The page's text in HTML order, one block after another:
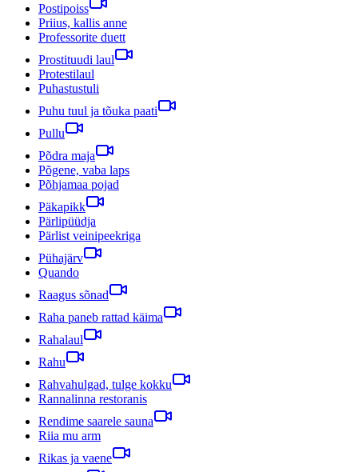
Postipoiss
Priius, kallis anne
Professorite duett
Prostituudi laul
Protestilaul
Puhastustuli
Puhu tuul ja tõuka paati
Pullu
Põdra maja
Põgene, vaba laps
Põhjamaa pojad
Päkapikk
Pärlipüüdja
Pärlist veinipeekriga
Pühajärv
Quando
Raagus sõnad
Raha paneb rattad käima
Rahalaul
Rahu
Rahvahulgad, tulge kokku
Rannalinna restoranis
Rendime saarele sauna
Riia mu arm
Rikas ja vaene